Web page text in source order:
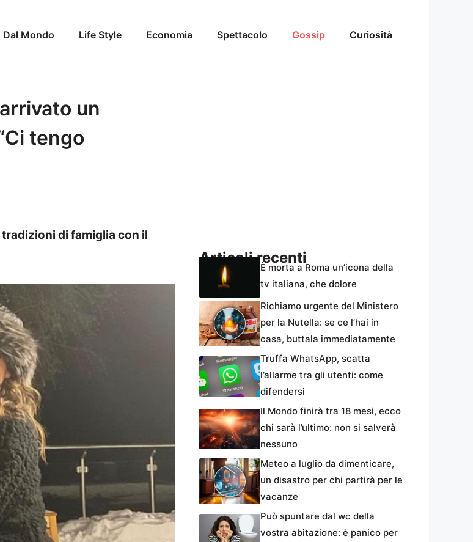
Dal Mondo Life Style Economia Spettacolo Gossip Curiosità
un
tengo
di famiglia con il
Articoli recenti
È morta a Roma un’icona della
tv italiana, che dolore
Richiamo urgente del Ministero
per la Nutella: se ce l’hai in
casa, buttala immediatamente
Truffa WhatsApp, scatta
l’allarme tra gli utenti: come
difendersi
Il Mondo finirà tra 18 mesi, ecco
chi sarà l’ultimo: non si salverà
nessuno
Meteo a luglio da dimenticare,
un disastro per chi partirà per le
vacanze
Può spuntare dal wc della
vostra abitazione: è panico per